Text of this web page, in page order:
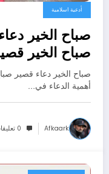
أدعية اسلامية
صباح الخير
صباح الخير دعاء قصير
أهمية الدعاء في…
Afkaark 0 تعليقات